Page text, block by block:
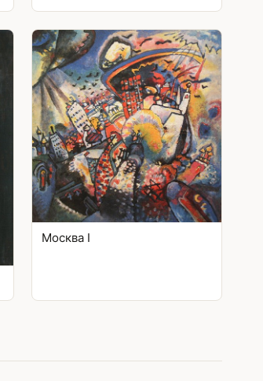
Москва I